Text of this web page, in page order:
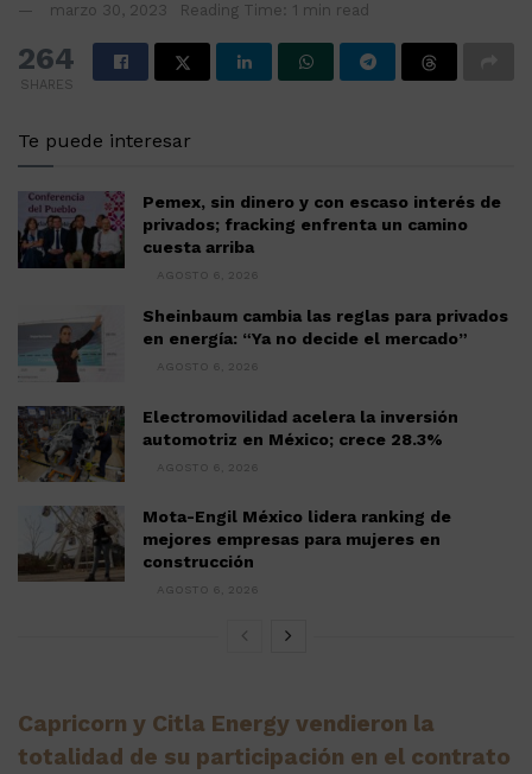
marzo 30, 2023 Reading Time: 1 min read
264
SHARES
Te puede interesar
Pemex, sin dinero y con escaso interés de
privados; fracking enfrenta un camino
cuesta arriba
AGOSTO 6, 2026
Sheinbaum cambia las reglas para privados
en energía: “Ya no decide el mercado”
AGOSTO 6, 2026
Electromovilidad acelera la inversión
automotriz en México; crece 28.3%
AGOSTO 6, 2026
Mota-Engil México lidera ranking de
mejores empresas para mujeres en
construcción
AGOSTO 6, 2026
Capricorn y Citla Energy vendieron la
totalidad de su participación en el contrato